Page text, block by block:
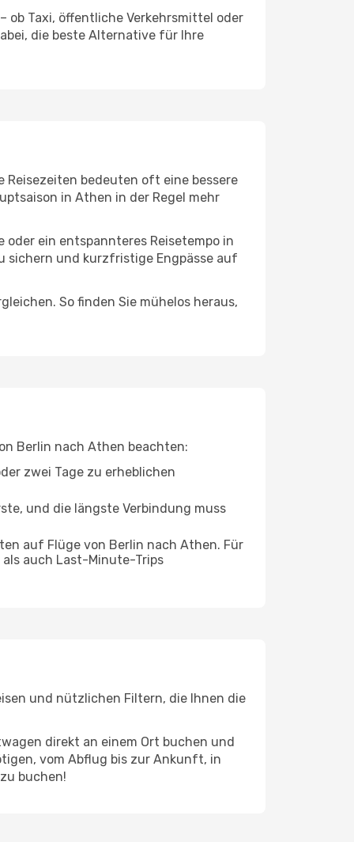
ob Taxi, öffentliche Verkehrsmittel oder
die beste Alternative für Ihre
Reisezeiten bedeuten oft eine bessere
in Athen in der Regel mehr
ein entspannteres Reisetempo in
und kurzfristige Engpässe auf
So finden Sie mühelos heraus,
Berlin nach Athen beachten:
zwei Tage zu erheblichen
und die längste Verbindung muss
auf Flüge von Berlin nach Athen. Für
als auch Last-Minute-Trips
und nützlichen Filtern, die Ihnen die
direkt an einem Ort buchen und
vom Abflug bis zur Ankunft, in
buchen!